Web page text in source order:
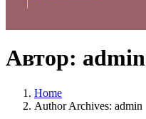
Автор: admin
Home
Author Archives: admin